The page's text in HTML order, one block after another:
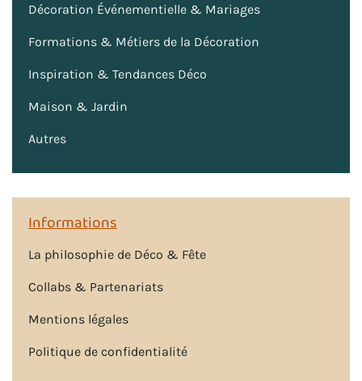
Décoration Événementielle & Mariages
Formations & Métiers de la Décoration
Inspiration & Tendances Déco
Maison & Jardin
Autres
Informations
La philosophie de Déco & Fête
Collabs & Partenariats
Mentions légales
Politique de confidentialité